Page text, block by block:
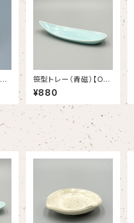
笹型トレー（青磁）【OU
TLET】
¥880